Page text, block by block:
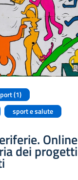
(1)
sport e salute
dei progetti